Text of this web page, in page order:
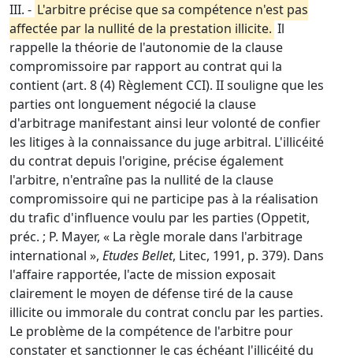
III. - L'arbitre précise que sa compétence n'est pas
affectée par la nullité de la prestation illicite. Il
rappelle la théorie de l'autonomie de la clause
compromissoire par rapport au contrat qui la
contient (art. 8 (4) Règlement CCI). II souligne que les
parties ont longuement négocié la clause
d'arbitrage manifestant ainsi leur volonté de confier
les litiges à la connaissance du juge arbitral. L'illicéité
du contrat depuis l'origine, précise également
l'arbitre, n'entraîne pas la nullité de la clause
compromissoire qui ne participe pas à la réalisation
du trafic d'influence voulu par les parties (Oppetit,
préc. ; P. Mayer, « La règle morale dans l'arbitrage
international », Etudes Bellet, Litec, 1991, p. 379). Dans
l'affaire rapportée, l'acte de mission exposait
clairement le moyen de défense tiré de la cause
illicite ou immorale du contrat conclu par les parties.
Le problème de la compétence de l'arbitre pour
constater et sanctionner le cas échéant l'illicéité du